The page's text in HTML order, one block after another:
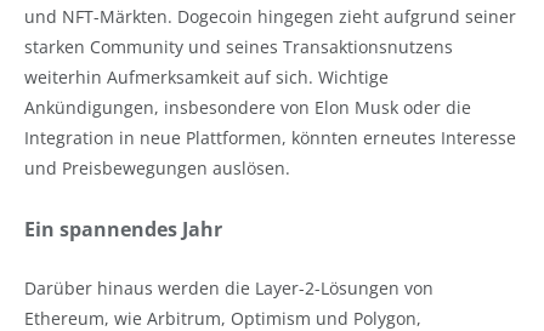
und NFT-Märkten. Dogecoin hingegen zieht aufgrund seiner
starken Community und seines Transaktionsnutzens
weiterhin Aufmerksamkeit auf sich. Wichtige
Ankündigungen, insbesondere von Elon Musk oder die
Integration in neue Plattformen, könnten erneutes Interesse
und Preisbewegungen auslösen.
Ein spannendes Jahr
Darüber hinaus werden die Layer-2-Lösungen von
Ethereum, wie Arbitrum, Optimism und Polygon,